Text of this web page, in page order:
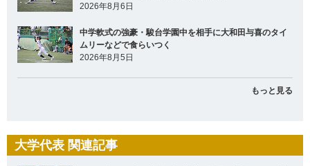
2026年8月6日
中学軟式の強豪・駿台学園中を相手に大和田与喜のタイ
ムリーなどで食らいつく
2026年8月5日
もっと見る
大学代表 関連記事